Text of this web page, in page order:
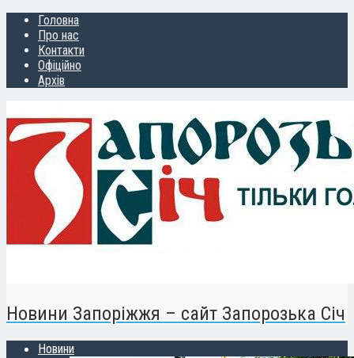
Головна
Про нас
Контакти
Офіційно
Архів
Новини Запоріжжя – сайт Запорозька Січ
Новини